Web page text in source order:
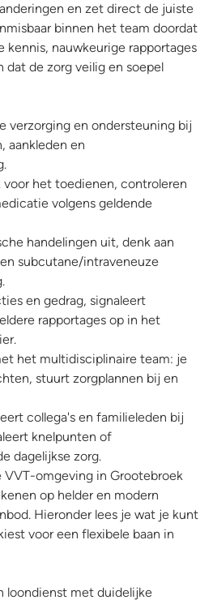
en zet direct de juiste
binnen het team doordat
kennis, nauwkeurige rapportages
dat de zorg veilig en soepel
verzorging en ondersteuning bij
aankleden en
het toedienen, controleren
volgens geldende
handelingen uit, denk aan
subcutane/intraveneuze
en gedrag, signaleert
rapportages op in het
het multidisciplinaire team: je
stuurt zorgplannen bij en
collega's en familieleden bij
knelpunten of
dagelijkse zorg.
VVT-omgeving in Grootebroek
op helder en modern
Hieronder lees je wat je kunt
voor een flexibele baan in
loondienst met duidelijke